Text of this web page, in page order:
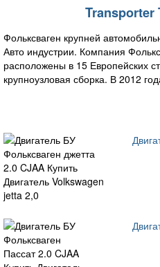
Transporter
Фольксваген крупней
Авто индустрии. Компания
расположены в 15 Европейских
крупноузловая сборка. В 2012